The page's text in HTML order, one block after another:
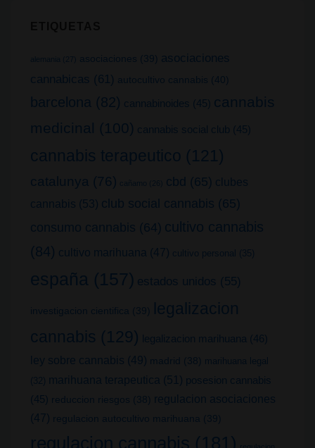
alemania (27) asociaciones (39)
asociaciones
cannabicas (61) autocultivo cannabis (40)
barcelona (82) cannabinoides (45) cannabis
medicinal (100) cannabis social club (45)
cannabis terapeutico (121)
catalunya (76) cañamo (26) cbd (65) clubes
cannabis (53) club social cannabis (65)
consumo cannabis (64) cultivo cannabis
(84) cultivo marihuana (47) cultivo personal (35)
españa (157) estados unidos (55)
investigacion cientifica (39)
legalizacion
cannabis (129) legalizacion marihuana (46)
ley sobre cannabis (49) madrid (38)
marihuana legal
(32)
marihuana terapeutica (51) posesion cannabis
(45) reduccion riesgos (38)
regulacion asociaciones
(47) regulacion autocultivo marihuana (39)
regulacion cannabis (181)